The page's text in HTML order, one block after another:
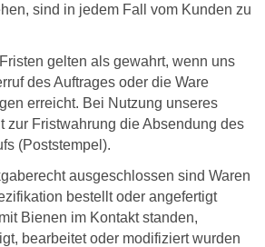
sind in jedem Fall vom Kunden zu
gelten als gewahrt, wenn uns
des Auftrages oder die Ware
erreicht. Bei Nutzung unseres
zur Fristwahrung die Absendung des
(Poststempel).
ausgeschlossen sind Waren
bestellt oder angefertigt
Bienen im Kontakt standen,
bearbeitet oder modifiziert wurden